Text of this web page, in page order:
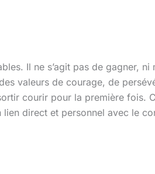
Il ne s’agit pas de gagner,
valeurs de courage, de
courir pour la première fois.
direct et personnel avec le